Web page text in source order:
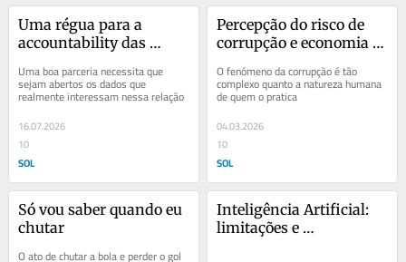
Uma régua para a
accountability das
organizações da
sociedade civil
Uma boa parceria necessita que
sejam abertos os dados que
realmente interessam nessa relação
16.07.2026
10
SOL
Percepção do risco de
corrupção e economia
diálogos possíveis
O fenómeno da corrupção é tão
complexo quanto a natureza humana
de quem o pratica
04.03.2026
10
SOL
Só vou saber quando eu
chutar
O ato de chutar a bola e perder o gol
Inteligência Artificial:
limitações e